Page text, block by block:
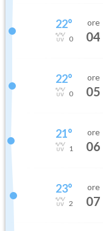
22°
0
ore
04
22°
0
ore
05
21°
1
ore
06
23°
2
ore
07